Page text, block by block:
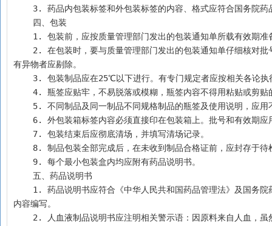
3. 药品内包装标签和外包装标签的内容、格式应符合国务院
    四、包装
1. 包装前，应按质量管理部门发出的包装通知单所载有效期
有异物者应剔除。
3. 包装制品应在25℃以下进行。有专门规定者应按相关各论执
4. 瓶签应贴牢，不易脱落或模糊，瓶签内容不得用粘贴或
5. 不同制品及同一制品不同规格制品的瓶签及使用说明，应
6. 外包装箱标签内容必须直接印在包装箱上。批号和有效
    7. 包装结束后应彻底清场，并填写清场记录。
8. 制品包装全部完成后，在未收到制品合格证前，应封存
    9. 每个最小包装盒内均应附有药品说明书。
    五、药品说明书
内容编写。